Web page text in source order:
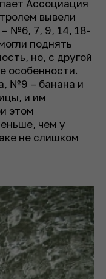
Ассоциация
вывели
№6, 7, 9, 14, 18-
поднять
но, с другой
особенности.
№9 – банана и
и им
этом
чем у
не слишком